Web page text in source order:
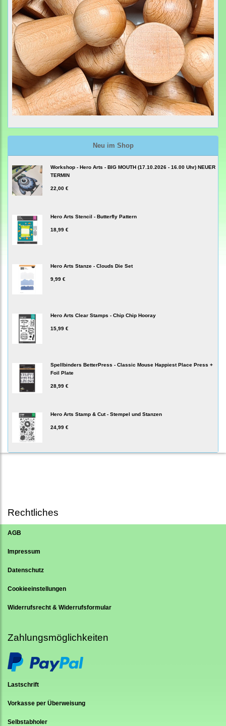
Neu im Shop
Workshop - Hero Arts - BIG MOUTH (17.10.2026 - 16.00 Uhr) NEUER
TERMIN
22,00 €
Hero Arts Stencil - Butterfly Pattern
18,99 €
Hero Arts Stanze - Clouds Die Set
9,99 €
Hero Arts Clear Stamps - Chip Chip Hooray
15,99 €
Spellbinders BetterPress - Classic Mouse Happiest Place Press +
Foil Plate
28,99 €
Hero Arts Stamp & Cut - Stempel und Stanzen
24,99 €
Rechtliches
AGB
Impressum
Datenschutz
Cookieeinstellungen
Widerrufsrecht & Widerrufsformular
Zahlungsmöglichkeiten
Lastschrift
Vorkasse per Überweisung
Selbstabholer